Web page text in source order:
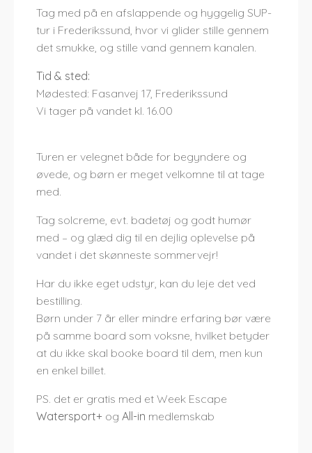
Tag med på en afslappende og hyggelig SUP-
tur i Frederikssund, hvor vi glider stille gennem
det smukke, og stille vand gennem kanalen.
Tid & sted:
Mødested: Fasanvej 17, Frederikssund
Vi tager på vandet kl. 16.00
Turen er velegnet både for begyndere og
øvede, og børn er meget velkomne til at tage
med.
Tag solcreme, evt. badetøj og godt humør
med – og glæd dig til en dejlig oplevelse på
vandet i det skønneste sommervejr!
Har du ikke eget udstyr, kan du leje det ved
bestilling.
Børn under 7 år eller mindre erfaring bør være
på samme board som voksne, hvilket betyder
at du ikke skal booke board til dem, men kun
en enkel billet.
PS. det er gratis med et Week Escape
Watersport+ og All-in medlemskab